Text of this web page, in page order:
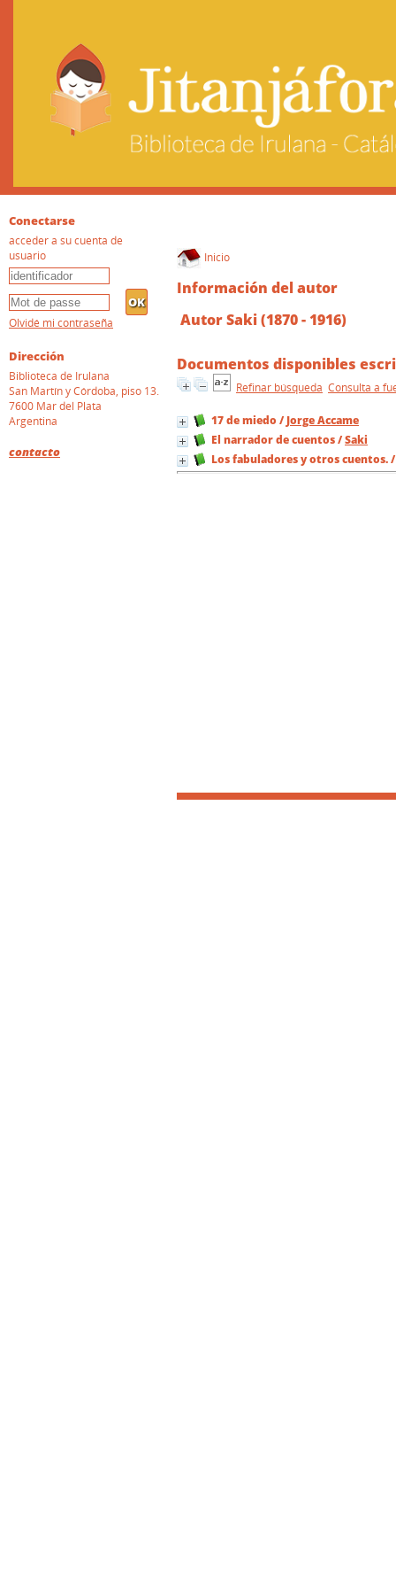
Inicio
Información del autor
Autor Saki (1870 - 1916)
Documentos disponibles
Refinar búsqueda Consulta a
17 de miedo / Jorge Accame
El narrador de cuentos/Saki
Los fabuladores y otros cuentos.
Conectarse
acceder a su cuenta de
usuario
Olvidé mi contraseña
Dirección
Biblioteca de Irulana
San Martín y Córdoba, piso 13.
7600 Mar del Plata
Argentina
contacto